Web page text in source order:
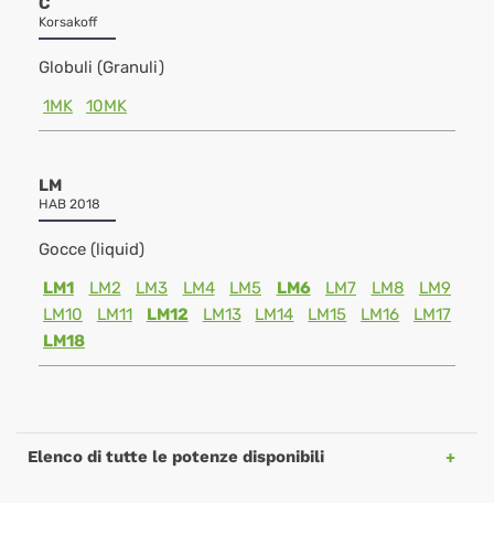
Korsakoff
Globuli (Granuli)
1MK
10MK
LM
HAB 2018
Gocce (liquid)
LM1
LM2 LM3 LM4 LM5 LM6 LM7 LM8
LM9
LM10
LM11 LM12 LM13 LM14 LM15 LM16
LM17
LM18
Elenco di tutte le potenze disponibili